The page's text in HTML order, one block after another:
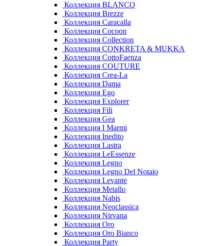
Коллекция BLANCO
Коллекция Brezze
Коллекция Caracalla
Коллекция Cocoon
Коллекция Collection
Коллекция CONKRETA & MUKKA
Коллекция CottoFaenza
Коллекция COUTURE
Коллекция Crea-La
Коллекция Dama
Коллекция Ego
Коллекция Explorer
Коллекция Fili
Коллекция Gea
Коллекция I Marmi
Коллекция Inedito
Коллекция Lastra
Коллекция LeEssenze
Коллекция Legno
Коллекция Legno Del Notaio
Коллекция Levante
Коллекция Metallo
Коллекция Nabis
Коллекция Neoclassica
Коллекция Nirvana
Коллекция Oro
Коллекция Oro Bianco
Коллекция Party